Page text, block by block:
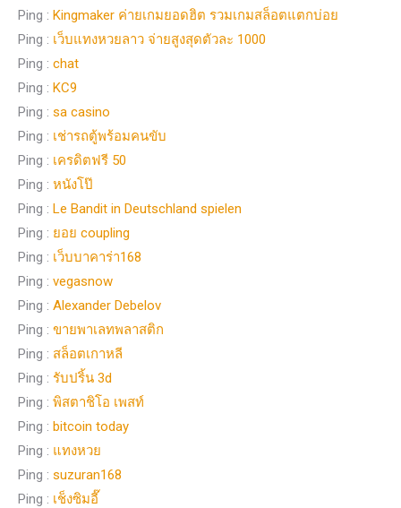
Ping : Kingmaker ค่ายเกมยอดฮิต รวมเกมสล็อตแตกบ่อย
Ping : เว็บแทงหวยลาว จ่ายสูงสุดตัวละ 1000
Ping : chat
Ping : KC9
Ping : sa casino
Ping : เช่ารถตู้พร้อมคนขับ
Ping : เครดิตฟรี 50
Ping : หนังโป๊
Ping : Le Bandit in Deutschland spielen
Ping : ยอย coupling
Ping : เว็บบาคาร่า168
Ping : vegasnow
Ping : Alexander Debelov
Ping : ขายพาเลทพลาสติก
Ping : สล็อตเกาหลี
Ping : รับปริ้น 3d
Ping : พิสตาชิโอ เพสท์
Ping : bitcoin today
Ping : แทงหวย
Ping : suzuran168
Ping : เช็งซิมอี๊